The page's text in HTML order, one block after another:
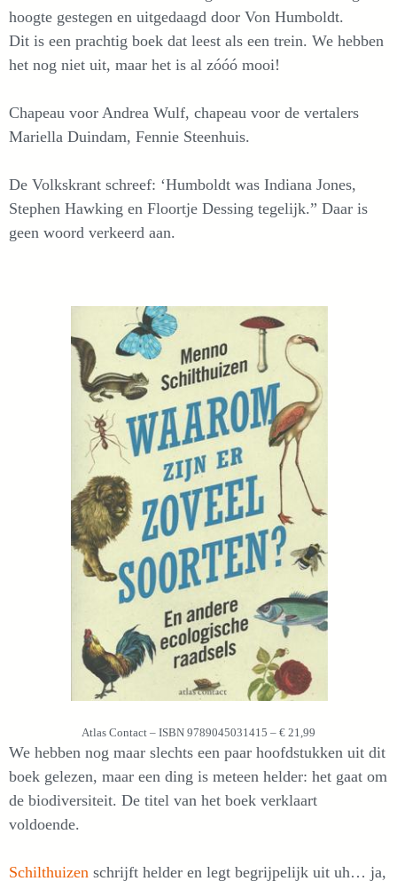
hoogte gestegen en uitgedaagd door Von Humboldt.
Dit is een prachtig boek dat leest als een trein. We hebben
het nog niet uit, maar het is al zóóó mooi!
Chapeau voor Andrea Wulf, chapeau voor de vertalers
Mariella Duindam, Fennie Steenhuis.
De Volkskrant schreef: ‘Humboldt was Indiana Jones,
Stephen Hawking en Floortje Dessing tegelijk.” Daar is
geen woord verkeerd aan.
Atlas Contact – ISBN 9789045031415 – € 21,99
We hebben nog maar slechts een paar hoofdstukken uit dit
boek gelezen, maar een ding is meteen helder: het gaat om
de biodiversiteit. De titel van het boek verklaart
voldoende.
Schilthuizen schrijft helder en legt begrijpelijk uit uh… ja,